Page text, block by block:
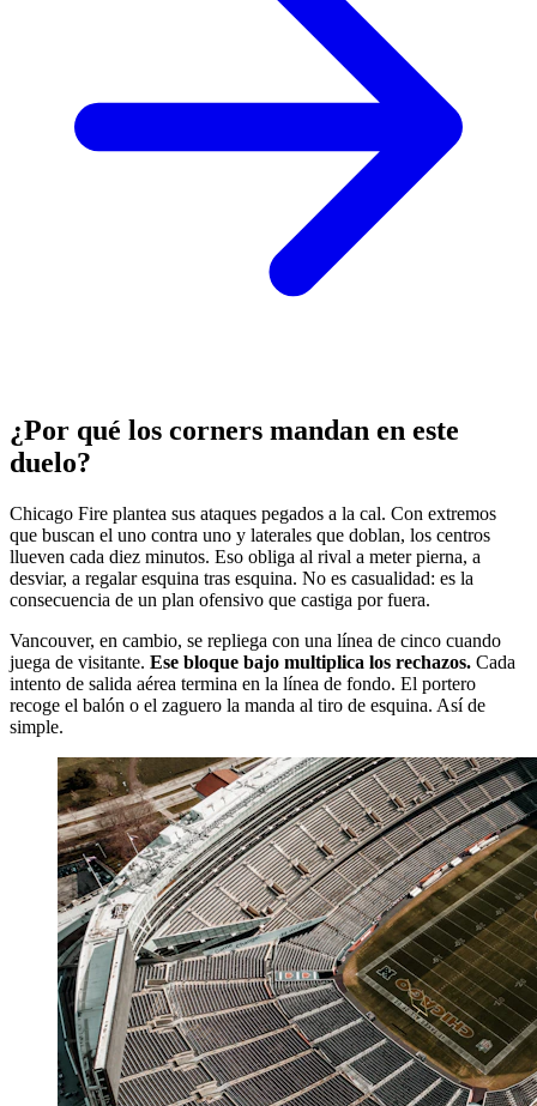
¿Por qué los corners mandan en este
duelo?
Chicago Fire plantea sus ataques pegados a la cal. Con extremos
que buscan el uno contra uno y laterales que doblan, los centros
llueven cada diez minutos. Eso obliga al rival a meter pierna, a
desviar, a regalar esquina tras esquina. No es casualidad: es la
consecuencia de un plan ofensivo que castiga por fuera.
Vancouver, en cambio, se repliega con una línea de cinco cuando
juega de visitante. Ese bloque bajo multiplica los rechazos. Cada
intento de salida aérea termina en la línea de fondo. El portero
recoge el balón o el zaguero la manda al tiro de esquina. Así de
simple.